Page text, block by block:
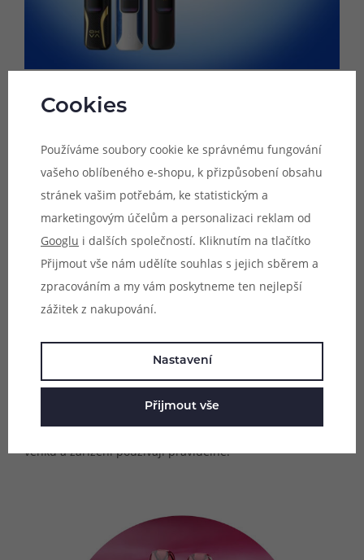
OXVA Xlim Pro 3 umožňuje výběr mezi několika vizuálními
potahování. Od nadčasové klasiky až po moderní motiv
MOMO Supermana (oficiální maskot značky OXVA), každý
si zaručeně najde to své dle aktuálního rozpoložení a
nálady. Vylaďte si své zařízení podle svých specifických
potřeb a užijte si všechny výhody Xlim Pro 3 naplno.
Čitelnost ve dne i v noci
Displej je u modelu Xlim Pro 3 nejen větší, ale také
displej daleko živější, než kdy předtím. Umožňuje tak
pohotové nastavení i ovládání uvnitř nebo venku a ve dne
nebo v noci. S nastavením nebudete mít problém ani na
přímém slunci, což ocení řada uživatelů, kteří vapují
venku a zařízení používají pravidelně.
Cookies
Používáme soubory cookie ke správnému fungování
vašeho oblíbeného e-shopu, k přizpůsobení obsahu
stránek vašim potřebám, ke statistickým a
marketingovým účelům a personalizaci reklam od
Googlu i dalších společností. Kliknutím na tlačítko
Přijmout vše nám udělíte souhlas s jejich sběrem a
zpracováním a my vám poskytneme ten nejlepší
zážitek z nakupování.
Nastavení
Přijmout vše